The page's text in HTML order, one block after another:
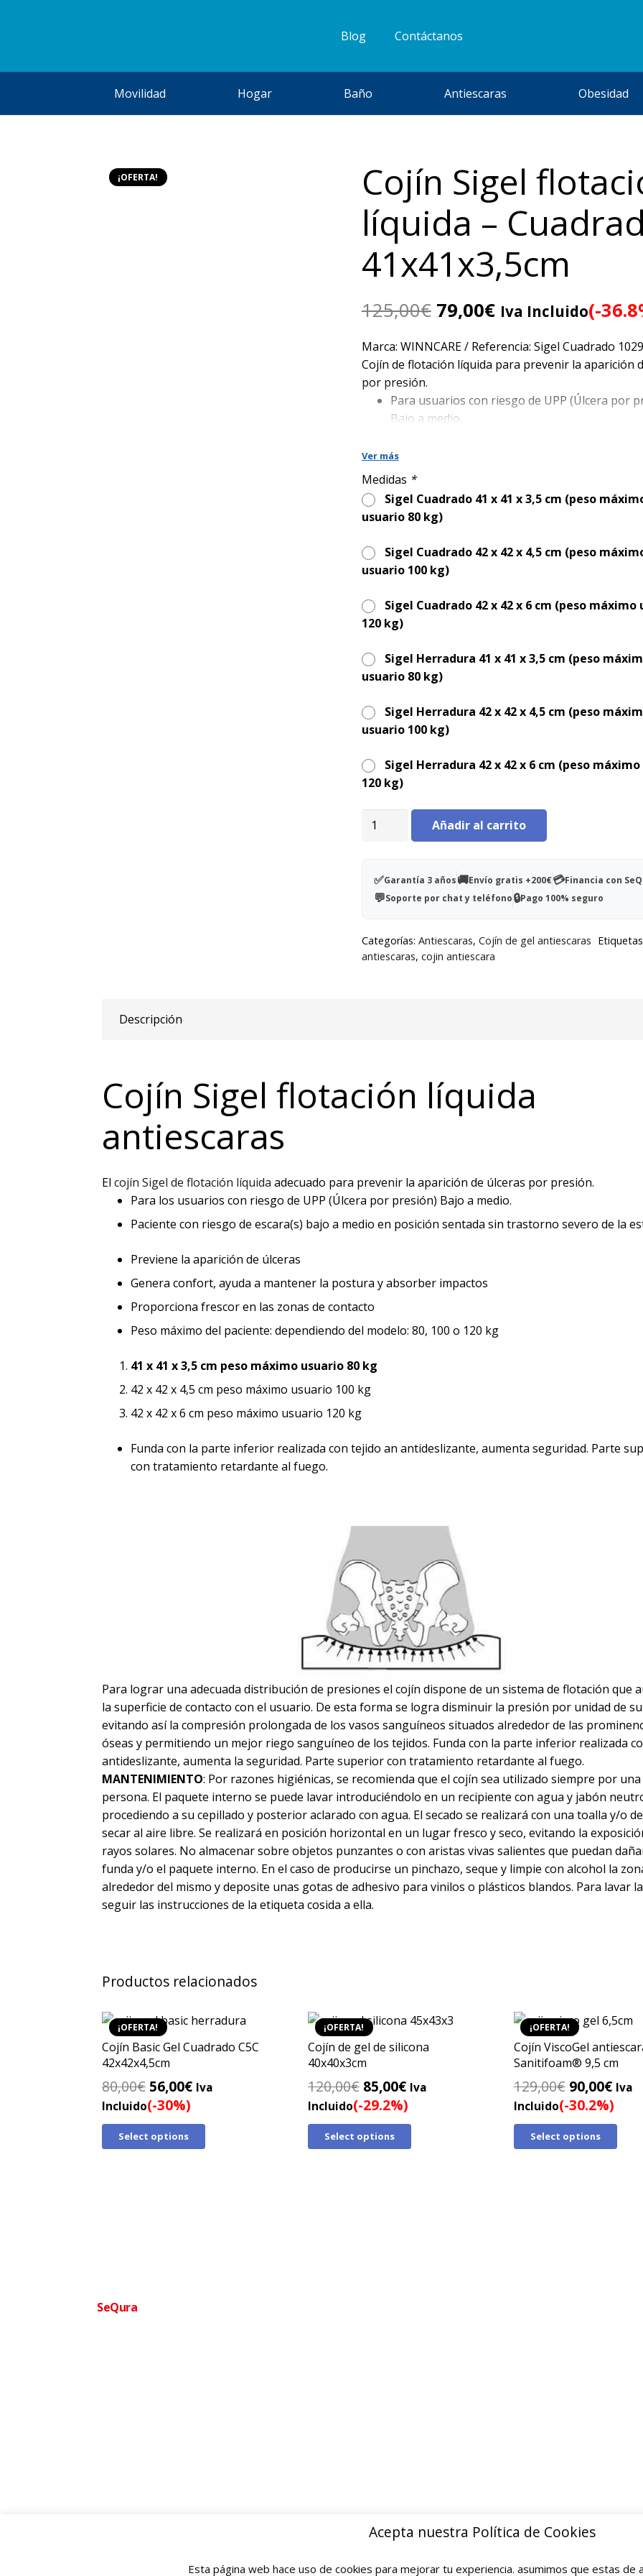
Blog Contáctanos
Movilidad Hogar Baño Antiescaras Obesidad
¡OFERTA!
Cojín Sigel
líquida –
41x41x3,5cm
125,00€ El
precio
original
era:
79,00€El
actual
es:
Iva Incluido(-
Marca: WINNCARE / Referencia: Sigel Cuadrado
Cojín de flotación líquida para prevenir la aparición
por presión.
Para usuarios con riesgo de UPP (Úlcera por
Bajo a medio.
posición sentada sin trastorno severo de la
Características principales
Previene la aparición de úlceras
absorber impactos
Proporciona frescor en las zonas de contacto
Peso máximo del paciente: dependiendo del
100 o 120 kg
41 x 41 x 3,5 cm peso máximo usuario 80 kg
42 x 42 x 4,5 cm peso máximo usuario 100 kg
Funda con la parte inferior realizada con tejido
tratamiento retardante al fuego.
Ver más
Medidas *
Sigel Cuadrado 41 x 41 x 3,5 cm (peso
usuario 80 kg)
Sigel Cuadrado 42 x 42 x 4,5 cm (peso
usuario 100 kg)
Sigel Cuadrado 42 x 42 x 6 cm (peso máximo
120 kg)
Sigel Herradura 41 x 41 x 3,5 cm (peso
usuario 80 kg)
Sigel Herradura 42 x 42 x 4,5 cm (peso
usuario 100 kg)
Sigel Herradura 42 x 42 x 6 cm (peso
120 kg)
Cojín
Cuadrado
cantidad
Añadir al carrito
✅Garantía 3 años🚚Envío gratis +200€💳Financia con
💬Soporte por chat y teléfono🔒Pago 100% seguro
Categorías: Antiescaras, Cojín de gel antiescaras
antiescaras, cojin antiescara
Descripción
Cojín Sigel flotación líquida
antiescaras
El cojín Sigel de flotación líquida adecuado para prevenir la aparición de úlceras por presión.
Para los usuarios con riesgo de UPP (Úlcera por presión) Bajo a medio.
Paciente con riesgo de escara(s) bajo a medio en posición sentada sin trastorno severo de la
Previene la aparición de úlceras
Genera confort, ayuda a mantener la postura y absorber impactos
Proporciona frescor en las zonas de contacto
Peso máximo del paciente: dependiendo del modelo: 80, 100 o 120 kg
41 x 41 x 3,5 cm peso máximo usuario 80 kg
42 x 42 x 4,5 cm peso máximo usuario 100 kg
42 x 42 x 6 cm peso máximo usuario 120 kg
Funda con la parte inferior realizada con tejido an antideslizante, aumenta seguridad. Parte
con tratamiento retardante al fuego.
Para lograr una adecuada distribución de presiones el cojín dispone de un sistema de flotación que
la superficie de contacto con el usuario. De esta forma se logra disminuir la presión por unidad de
evitando así la compresión prolongada de los vasos sanguíneos situados alrededor de las
óseas y permitiendo un mejor riego sanguíneo de los tejidos. Funda con la parte inferior realizada
antideslizante, aumenta la seguridad. Parte superior con tratamiento retardante al fuego.
MANTENIMIENTO: Por razones higiénicas, se recomienda que el cojín sea utilizado siempre por una
persona. El paquete interno se puede lavar introduciéndolo en un recipiente con agua y jabón
procediendo a su cepillado y posterior aclarado con agua. El secado se realizará con una toalla y/o
secar al aire libre. Se realizará en posición horizontal en un lugar fresco y seco, evitando la
rayos solares. No almacenar sobre objetos punzantes o con aristas vivas salientes que puedan
funda y/o el paquete interno. En el caso de producirse un pinchazo, seque y limpie con alcohol la
alrededor del mismo y deposite unas gotas de adhesivo para vinilos o plásticos blandos. Para lavar
seguir las instrucciones de la etiqueta cosida a ella.
Productos relacionados
¡OFERTA!
Cojín Basic Gel Cuadrado C5C
42x42x4,5cm
80,00€ El
precio
original
era:
56,00€El
actual
Iva
Incluido(-30%)
Select options
¡OFERTA!
Cojín de gel de silicona
40x40x3cm
120,00€ El
precio
original
era:
85,00€El
precio
actual
Iva
Incluido(-29.2%)
Select options
¡OFERTA!
Cojín ViscoGel
Sanitifoam® 9,5 cm
129,00€ El
precio
original
era:
90,00€El
actual
Iva
Incluido(-30.2%)
Select options
SeQura
Acepta nuestra Política de Cookies
Esta página web hace uso de cookies para mejorar tu experiencia. asumimos que estas de